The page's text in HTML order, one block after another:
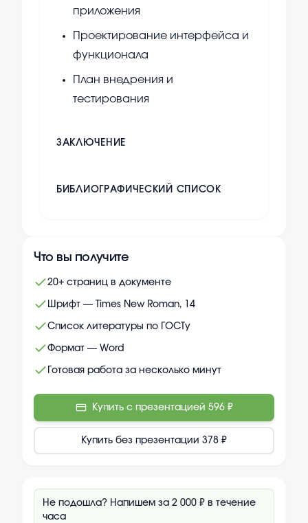
приложения
Проектирование интерфейса и
функционала
План внедрения и
тестирования
ЗАКЛЮЧЕНИЕ
БИБЛИОГРАФИЧЕСКИЙ СПИСОК
Что вы получите
20+ страниц в документе
Шрифт — Times New Roman, 14
Список литературы по ГОСТу
Формат — Word
Готовая работа за несколько минут
Купить с презентацией 596 ₽
Купить без презентации 378 ₽
Не подошла? Напишем за 2 000 ₽ в течение
часа